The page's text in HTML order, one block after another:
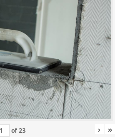
of23 › »